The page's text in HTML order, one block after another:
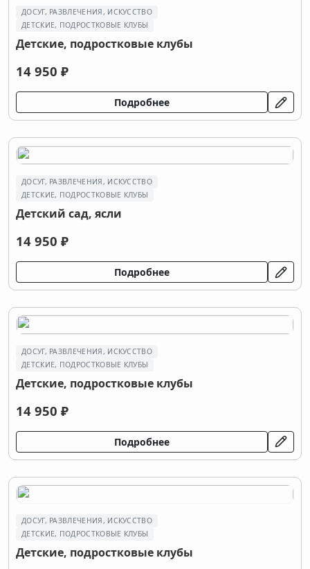
ДОСУГ, РАЗВЛЕЧЕНИЯ, ИСКУССТВО
ДЕТСКИЕ, ПОДРОСТКОВЫЕ КЛУБЫ
Детские, подростковые клубы
14 950 ₽
Подробнее
ДОСУГ, РАЗВЛЕЧЕНИЯ, ИСКУССТВО
ДЕТСКИЕ, ПОДРОСТКОВЫЕ КЛУБЫ
Детский сад, ясли
14 950 ₽
Подробнее
ДОСУГ, РАЗВЛЕЧЕНИЯ, ИСКУССТВО
ДЕТСКИЕ, ПОДРОСТКОВЫЕ КЛУБЫ
Детские, подростковые клубы
14 950 ₽
Подробнее
ДОСУГ, РАЗВЛЕЧЕНИЯ, ИСКУССТВО
ДЕТСКИЕ, ПОДРОСТКОВЫЕ КЛУБЫ
Детские, подростковые клубы